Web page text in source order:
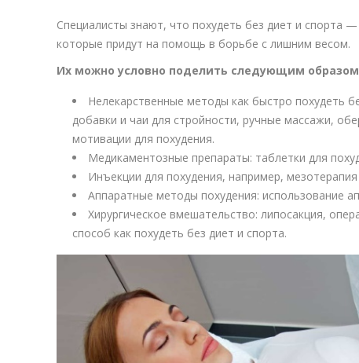
Специалисты знают, что похудеть без диет и спорта
которые придут на помощь в борьбе с лишним весом.
Их можно условно поделить следующим
Нелекарственные методы как быстро похудеть
добавки и чаи для стройности, ручные массажи,
мотивации для похудения.
Медикаментозные препараты: таблетки для
Инъекции для похудения, например,
Аппаратные методы похудения: использование
Хирургическое вмешательство: липосакция,
способ как похудеть без диет и спорта.